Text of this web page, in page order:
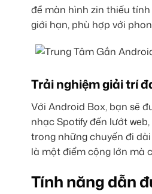
đề màn hình zin thiếu
giới hạn, phù hợp với
Trải nghiệm giải trí
Với Android Box, bạn sẽ
nhạc Spotify đến lướt
trong những chuyến đi
là một điểm cộng lớn mà
Tính năng dẫn